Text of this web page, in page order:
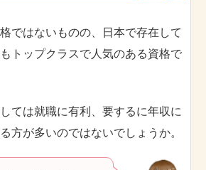
ではないものの、日本で存在して
トップクラスで人気のある資格で
ては就職に有利、要するに年収に
方が多いのではないでしょうか。